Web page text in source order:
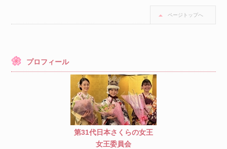
ページトップへ
プロフィール
第31代日本さくらの女王
女王委員会